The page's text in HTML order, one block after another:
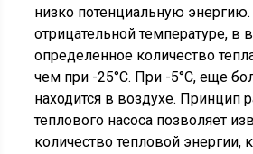
низко потенциальную
отрицательной температуре, в
определенное количество
чем при -25°С. При -5°С, еще
находится в воздухе. Принцип
теплового насоса позволяет
количество тепловой энергии,